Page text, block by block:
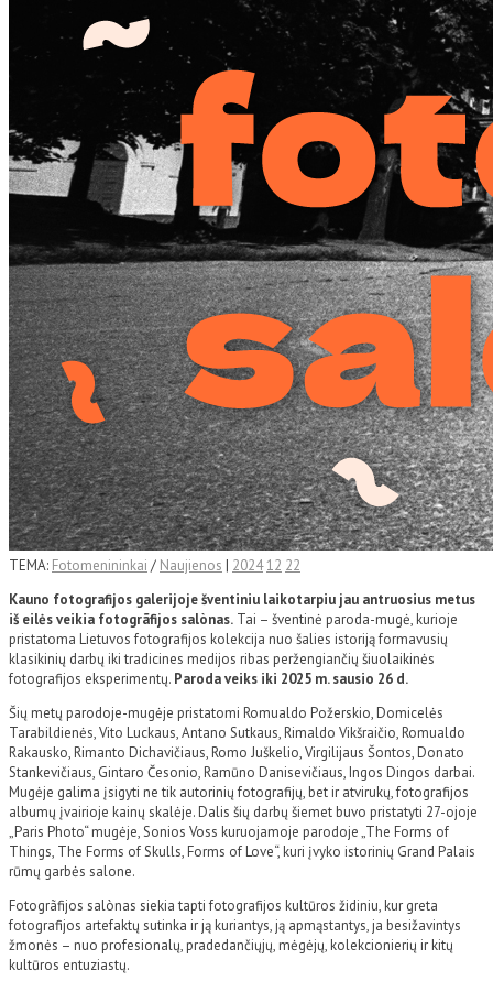
TEMA: Fotomenininkai / Naujienos | 202412 22
Kauno fotografijos galerijoje šventiniu laikotarpiu jau antruosius metus
iš eilės veikia fotogrãfijos salònas. Tai – šventinė paroda-mugė, kurioje
pristatoma Lietuvos fotografijos kolekcija nuo šalies istoriją formavusių
klasikinių darbų iki tradicines medijos ribas peržengiančių šiuolaikinės
fotografijos eksperimentų. Paroda veiks iki 2025 m. sausio 26 d.
Šių metų parodoje-mugėje pristatomi Romualdo Požerskio, Domicelės
Tarabildienės, Vito Luckaus, Antano Sutkaus, Rimaldo Vikšraičio, Romualdo
Rakausko, Rimanto Dichavičiaus, Romo Juškelio, Virgilijaus Šontos, Donato
Stankevičiaus, Gintaro Česonio, Ramūno Danisevičiaus, Ingos Dingos darbai.
Mugėje galima įsigyti ne tik autorinių fotografijų, bet ir atvirukų, fotografijos
albumų įvairioje kainų skalėje. Dalis šių darbų šiemet buvo pristatyti 27-ojoje
„Paris Photo“ mugėje, Sonios Voss kuruojamoje parodoje „The Forms of
Things, The Forms of Skulls, Forms of Love“, kuri įvyko istorinių Grand Palais
rūmų garbės salone.
Fotogrãfijos salònas siekia tapti fotografijos kultūros židiniu, kur greta
fotografijos artefaktų sutinka ir ją kuriantys, ją apmąstantys, ja besižavintys
žmonės – nuo profesionalų, pradedančiųjų, mėgėjų, kolekcionierių ir kitų
kultūros entuziastų.